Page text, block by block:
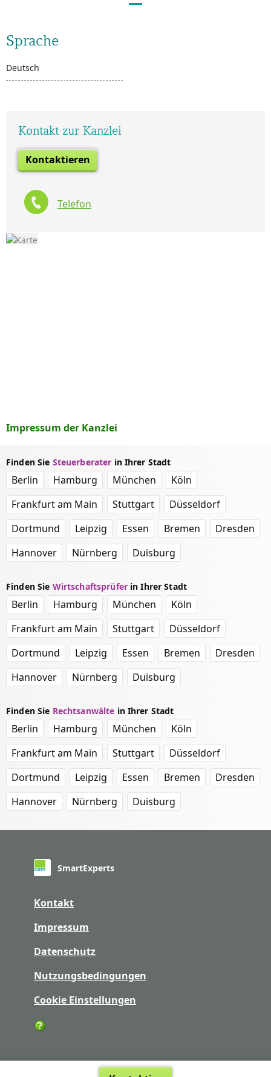
Sprache
Deutsch
Kontakt zur Kanzlei
Kontaktieren
Telefon
Impressum der Kanzlei
Finden Sie Steuerberater in Ihrer Stadt
Berlin Hamburg München
Köln
Frankfurt am Main
Stuttgart
Düsseldorf
Dortmund
Leipzig Essen Bremen
Dresden
Hannover
Nürnberg Duisburg
Finden Sie Wirtschaftsprüferin Ihrer Stadt
Berlin Hamburg München
Köln
Frankfurt am Main
Stuttgart
Düsseldorf
Dortmund
Leipzig Essen Bremen
Dresden
Hannover
Nürnberg Duisburg
Finden Sie Rechtsanwälte in Ihrer Stadt
Berlin Hamburg München
Köln
Frankfurt am Main
Stuttgart
Düsseldorf
Dortmund
Leipzig Essen Bremen
Dresden
Hannover
Nürnberg Duisburg
SmartExperts
Kontakt
Impressum
Datenschutz
Nutzungsbedingungen
Cookie Einstellungen